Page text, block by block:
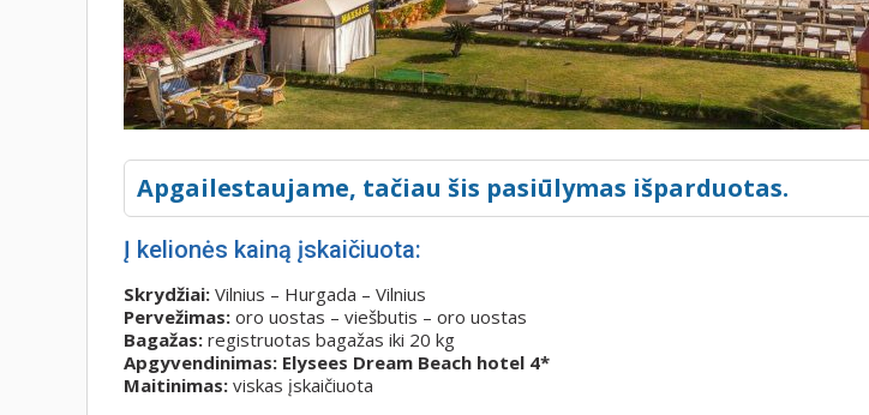
Apgailestaujame, tačiau šis pasiūlymas išparduotas.
Į kelionės kainą įskaičiuota:
Skrydžiai: Vilnius – Hurgada – Vilnius
Pervežimas: oro uostas – viešbutis – oro uostas
Bagažas: registruotas bagažas iki 20 kg
Apgyvendinimas: Elysees Dream Beach hotel 4*
Maitinimas: viskas įskaičiuota